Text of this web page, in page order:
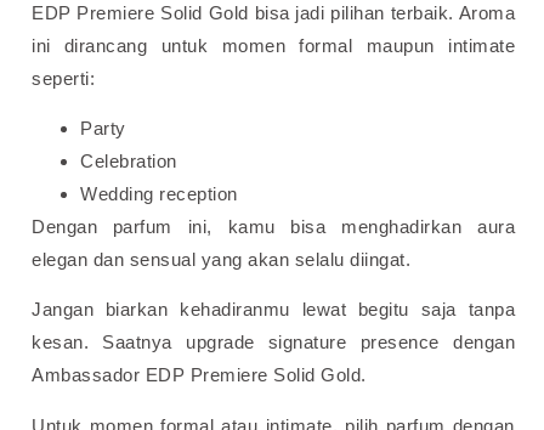
EDP Premiere Solid Gold bisa jadi pilihan terbaik. Aroma
ini dirancang untuk momen formal maupun intimate
seperti:
Party
Celebration
Wedding reception
Dengan parfum ini, kamu bisa menghadirkan aura
elegan dan sensual yang akan selalu diingat.
Jangan biarkan kehadiranmu lewat begitu saja tanpa
kesan. Saatnya upgrade signature presence dengan
Ambassador EDP Premiere Solid Gold.
Untuk momen formal atau intimate, pilih parfum dengan